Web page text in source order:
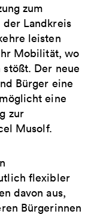
zum
Landkreis
leisten
Mobilität, wo
stößt. Der neue
Bürger eine
eine
zur
Musolf.
flexibler
davon aus,
Bürgerinnen